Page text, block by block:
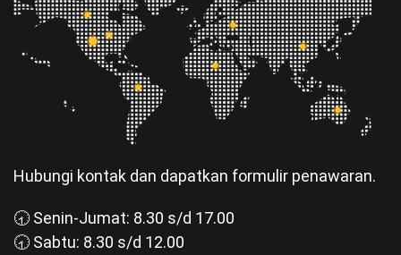
Hubungi kontak dan dapatkan formulir penawaran.
🕣 Senin-Jumat: 8.30 s/d 17.00
🕣 Sabtu: 8.30 s/d 12.00